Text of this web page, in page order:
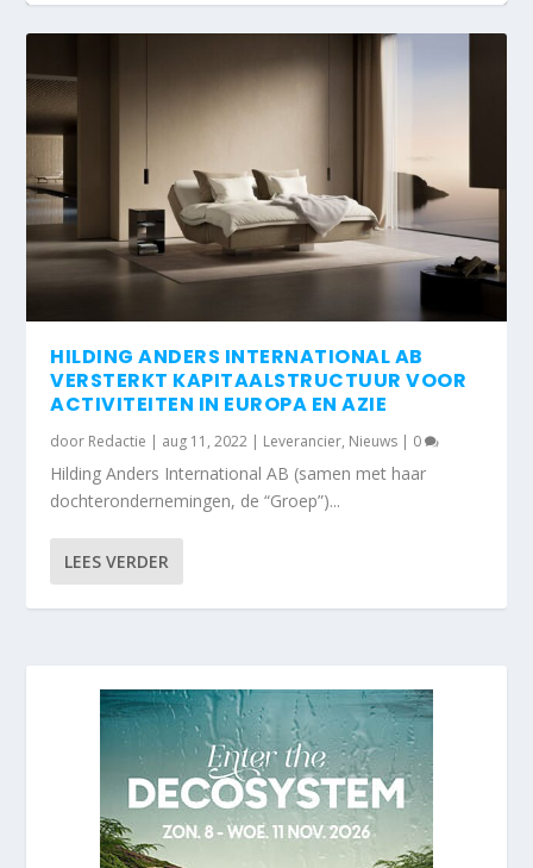
HILDING ANDERS INTERNATIONAL AB
VERSTERKT KAPITAALSTRUCTUUR VOOR
ACTIVITEITEN IN EUROPA EN AZIE
door Redactie | aug 11, 2022 | Leverancier, Nieuws | 0
Hilding Anders International AB (samen met haar
dochterondernemingen, de “Groep”)...
LEES VERDER